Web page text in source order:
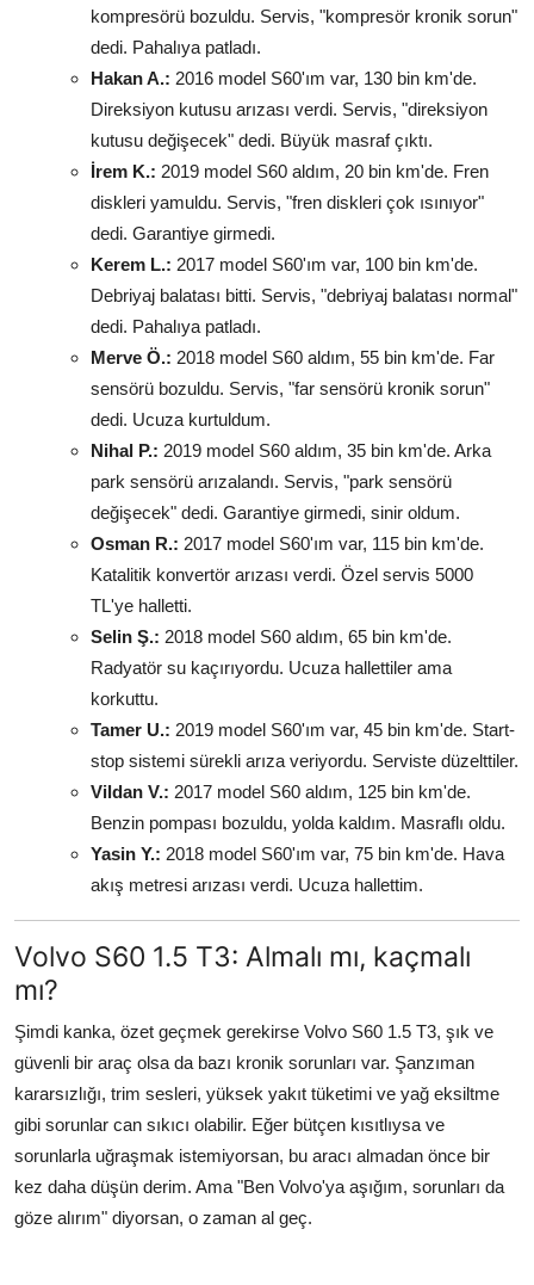
kompresörü bozuldu. Servis, "kompresör kronik sorun"
dedi. Pahalıya patladı.
Hakan A.: 2016 model S60'ım var, 130 bin km'de.
Direksiyon kutusu arızası verdi. Servis, "direksiyon
kutusu değişecek" dedi. Büyük masraf çıktı.
İrem K.: 2019 model S60 aldım, 20 bin km'de. Fren
diskleri yamuldu. Servis, "fren diskleri çok ısınıyor"
dedi. Garantiye girmedi.
Kerem L.: 2017 model S60'ım var, 100 bin km'de.
Debriyaj balatası bitti. Servis, "debriyaj balatası normal"
dedi. Pahalıya patladı.
Merve Ö.: 2018 model S60 aldım, 55 bin km'de. Far
sensörü bozuldu. Servis, "far sensörü kronik sorun"
dedi. Ucuza kurtuldum.
Nihal P.: 2019 model S60 aldım, 35 bin km'de. Arka
park sensörü arızalandı. Servis, "park sensörü
değişecek" dedi. Garantiye girmedi, sinir oldum.
Osman R.: 2017 model S60'ım var, 115 bin km'de.
Katalitik konvertör arızası verdi. Özel servis 5000
TL'ye halletti.
Selin Ş.: 2018 model S60 aldım, 65 bin km'de.
Radyatör su kaçırıyordu. Ucuza hallettiler ama
korkuttu.
Tamer U.: 2019 model S60'ım var, 45 bin km'de. Start-
stop sistemi sürekli arıza veriyordu. Serviste düzelttiler.
Vildan V.: 2017 model S60 aldım, 125 bin km'de.
Benzin pompası bozuldu, yolda kaldım. Masraflı oldu.
Yasin Y.: 2018 model S60'ım var, 75 bin km'de. Hava
akış metresi arızası verdi. Ucuza hallettim.
Volvo S60 1.5 T3: Almalı mı, kaçmalı
mı?
Şimdi kanka, özet geçmek gerekirse Volvo S60 1.5 T3, şık ve
güvenli bir araç olsa da bazı kronik sorunları var. Şanzıman
kararsızlığı, trim sesleri, yüksek yakıt tüketimi ve yağ eksiltme
gibi sorunlar can sıkıcı olabilir. Eğer bütçen kısıtlıysa ve
sorunlarla uğraşmak istemiyorsan, bu aracı almadan önce bir
kez daha düşün derim. Ama "Ben Volvo'ya aşığım, sorunları da
göze alırım" diyorsan, o zaman al geç.